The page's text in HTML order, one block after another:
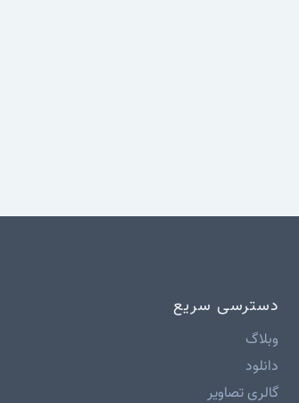
دسترسی سریع
وبلاگ
دانلود
گالری تصاویر